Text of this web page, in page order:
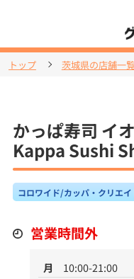
トップ 茨城県の店舗一
かっぱ寿司 イ
Kappa Sushi
コロワイド/カッパ・クリエ
営業時間外
月
10:00-21:00